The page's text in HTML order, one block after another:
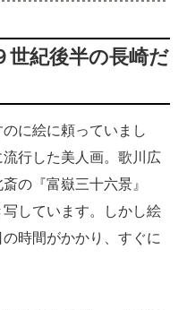
世紀後半の長崎だ
に絵に頼っていまし
行した美人画。歌川広
の『富嶽三十六景』
しています。しかし絵
時間がかかり、すぐに